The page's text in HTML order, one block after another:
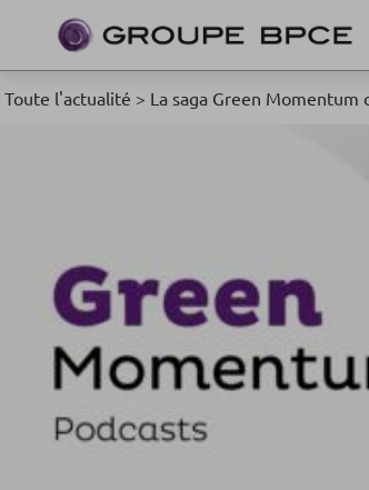
Toute l'actualité > La saga Green Momentum